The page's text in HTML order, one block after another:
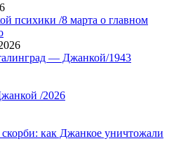
психики /8 марта о главном
— Джанкой/1943
/2026
как Джанкое уничтожали